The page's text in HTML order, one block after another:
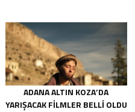
ADANA ALTIN KOZA’DA
YARIŞACAK FILMLER BELLI OLDU